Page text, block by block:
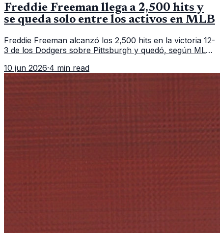
Freddie Freeman llega a 2,500 hits y
se queda solo entre los activos en MLB
Freddie Freeman alcanzó los 2,500 hits en la victoria 12-
3 de los Dodgers sobre Pittsburgh y quedó, según MLB,
Grandes Ligas.
10 jun 2026·4 min read